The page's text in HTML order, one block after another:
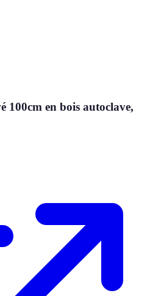
100cm en bois autoclave,